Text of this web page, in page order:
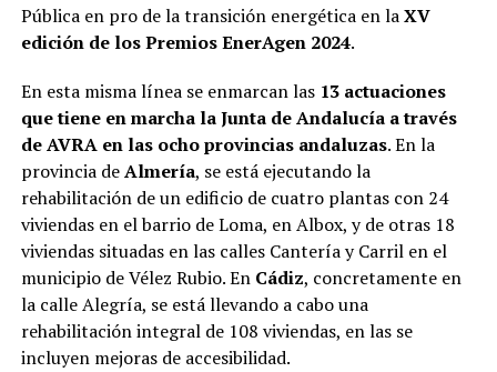
Pública en pro de la transición energética en laXV
edición de los Premios EnerAgen 2024.
En esta misma línea se enmarcan las 13 actuaciones
que tiene en marcha la Junta de Andalucía a través
de AVRA en las ocho provincias andaluzas. En la
provincia deAlmería, se está ejecutando la
rehabilitación de un edificio de cuatro plantas con 24
viviendas en el barrio de Loma, en Albox, y de otras 18
viviendas situadas en las calles Cantería y Carril en el
municipio de Vélez Rubio. En Cádiz, concretamente en
la calle Alegría, se está llevando a cabo una
rehabilitación integral de 108 viviendas, en las se
incluyen mejoras de accesibilidad.